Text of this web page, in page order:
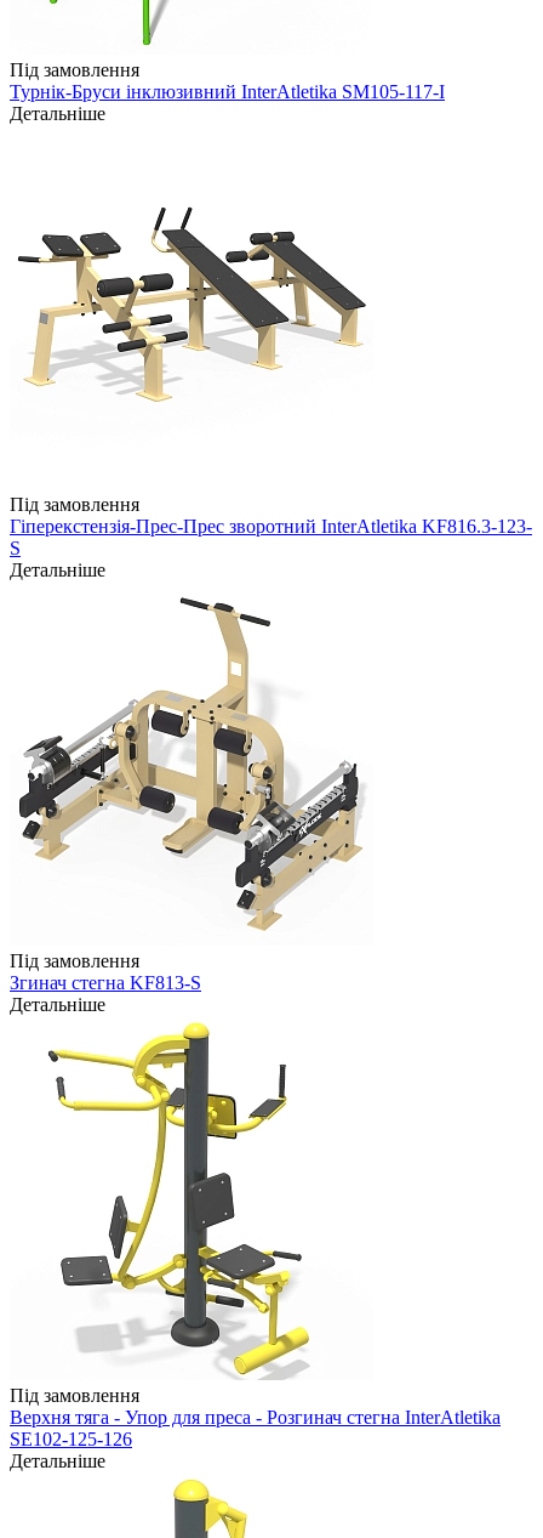
Під замовлення
Турнік-Бруси інклюзивний InterAtletika SM105-117-I
Детальніше
Під замовлення
Гіперекстензія-Прес-Прес зворотний InterAtletika KF816.3-123-
S
Детальніше
Під замовлення
Згинач стегна KF813-S
Детальніше
Під замовлення
Верхня тяга - Упор для преса - Розгинач стегна InterAtletika
SE102-125-126
Детальніше